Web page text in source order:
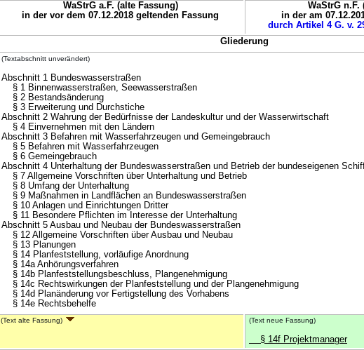
WaStrG a.F. (alte Fassung)
in der vor dem 07.12.2018 geltenden Fassung
WaStrG n.F.
in der am
durch Artikel 4 G. v.
Gliederung
(Textabschnitt unverändert)
Abschnitt 1 Bundeswasserstraßen
§ 1 Binnenwasserstraßen, Seewasserstraßen
§ 2 Bestandsänderung
§ 3 Erweiterung und Durchstiche
Abschnitt 2 Wahrung der Bedürfnisse der Landeskultur und der Wasserwirtschaft
§ 4 Einvernehmen mit den Ländern
Abschnitt 3 Befahren mit Wasserfahrzeugen und Gemeingebrauch
§ 5 Befahren mit Wasserfahrzeugen
§ 6 Gemeingebrauch
Abschnitt 4 Unterhaltung der Bundeswasserstraßen und Betrieb der bundeseigenen
§ 7 Allgemeine Vorschriften über Unterhaltung und Betrieb
§ 8 Umfang der Unterhaltung
§ 9 Maßnahmen in Landflächen an Bundeswasserstraßen
§ 10 Anlagen und Einrichtungen Dritter
§ 11 Besondere Pflichten im Interesse der Unterhaltung
Abschnitt 5 Ausbau und Neubau der Bundeswasserstraßen
§ 12 Allgemeine Vorschriften über Ausbau und Neubau
§ 13 Planungen
§ 14 Planfeststellung, vorläufige Anordnung
§ 14a Anhörungsverfahren
§ 14b Planfeststellungsbeschluss, Plangenehmigung
§ 14c Rechtswirkungen der Planfeststellung und der Plangenehmigung
§ 14d Planänderung vor Fertigstellung des Vorhabens
§ 14e Rechtsbehelfe
(Text alte Fassung) (Text neue Fassung)
§ 14f Projektmanager